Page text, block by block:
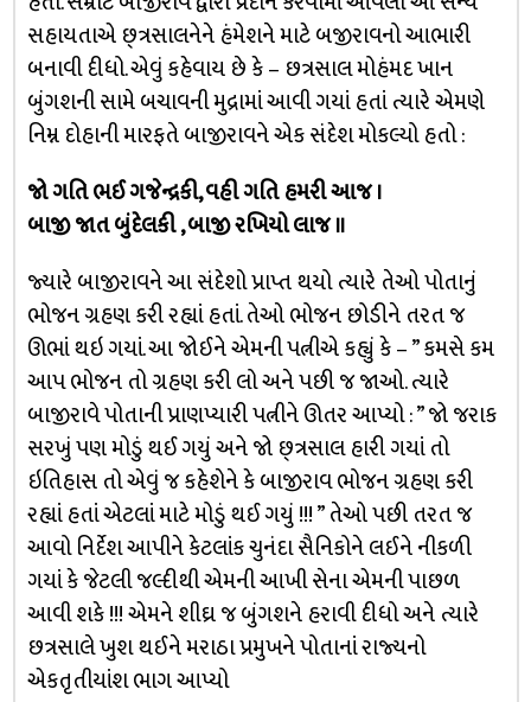
સહાયતાએ છ્ત્રસાલનેને હંમેશને માટે બજીરાવનો આભારી
બનાવી દીધો. એવું કહેવાય છે કે – છત્રસાલ મોહંમદ ખાન
બુંગશની સામે બચાવની મુદ્રામાં આવી ગયાં હતાં ત્યારે એમણે
નિમ્ન દોહાની મારફતે બાજીરાવને એક સંદેશ મોકલ્યો હતો :
જો ગતિ ભઈ ગજેન્દ્રકી, વહી ગતિ હમરી આજ ।
બાજી જાત બુંદેલકી , બાજી રખિયો લાજ ॥
જ્યારે બાજીરાવને આ સંદેશો પ્રાપ્ત થયો ત્યારે તેઓ પોતાનું
ભોજન ગ્રહણ કરી રહ્યાં હતાં. તેઓ ભોજન છોડીને તરત જ
ઊભાં થઇ ગયાં. આ જોઈને એમની પત્નીએ કહ્યું કે – ” કમસે કમ
આપ ભોજન તો ગ્રહણ કરી લો અને પછી જ જાઓ. ત્યારે
બાજીરાવે પોતાની પ્રાણપ્યારી પત્નીને ઊતર આપ્યો : ” જો જરાક
સરખું પણ મોડું થઈ ગયું અને જો છ્ત્રસાલ હારી ગયાં તો
ઇતિહાસ તો એવું જ કહેશેને કે બાજીરાવ ભોજન ગ્રહણ કરી
રહ્યાં હતાં એટલાં માટે મોડું થઈ ગયું !!! ” તેઓ પછી તરત જ
આવો નિર્દેશ આપીને કેટલાંક ચુનંદા સૈનિકોને લઈને નીકળી
ગયાં કે જેટલી જલ્દીથી એમની આખી સેના એમની પાછળ
આવી શકે !!! એમને શીઘ્ર જ બુંગશને હરાવી દીધો અને ત્યારે
છત્રસાલે ખુશ થઈને મરાઠા પ્રમુખને પોતાનાં રાજ્યનો
એકતૃતીયાંશ ભાગ આપ્યો